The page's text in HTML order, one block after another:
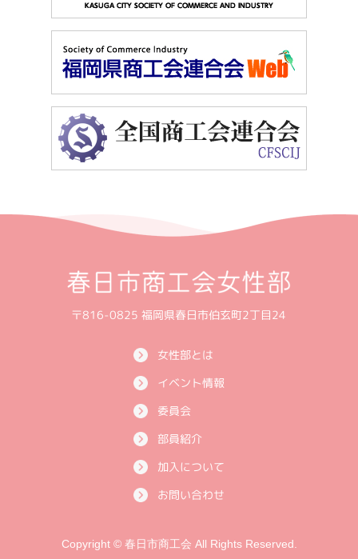
〒816-0825 福岡県春日市伯玄町2丁目24
女性部とは
イベント情報
委員会
部員紹介
加入について
お問い合わせ
Copyright © 春日市商工会 All Rights Reserved.